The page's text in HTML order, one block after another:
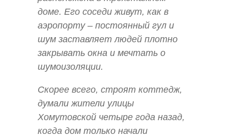
доме. Его соседи живут, как в
аэропорту – постоянный гул и
шум заставляет людей плотно
закрывать окна и мечтать о
шумоизоляции.
Скорее всего, строят коттедж,
думали жители улицы
Хомутовской четыре года назад,
когда дом только начали